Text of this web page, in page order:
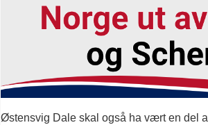
Østensvig Dale skal også ha vært en del